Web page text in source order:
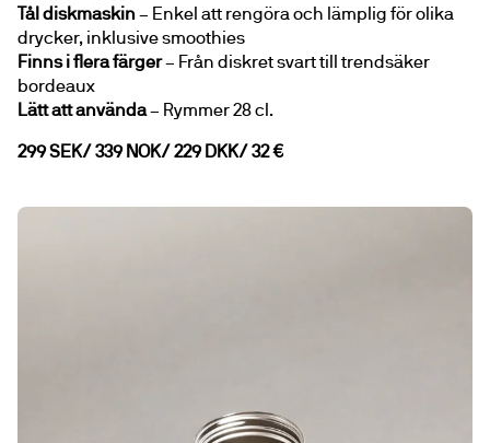
Tål diskmaskin – Enkel att rengöra och lämplig för olika
drycker, inklusive smoothies
Finns i flera färger – Från diskret svart till trendsäker
bordeaux
Lätt att använda – Rymmer 28 cl.
299 SEK/ 339 NOK/ 229 DKK/ 32 €